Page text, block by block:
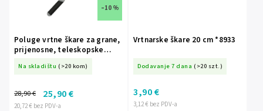
–10 %
Poluge vrtne škare za grane,
prijenosne, teleskopske
Na skladištu (>20 kom)
20,72 € bez PDV-a
28,90 € 25,90 €
Vrtnarske škare 20 cm *8933
Dodavanje 7 dana (>20 szt.)
3,12 € bez PDV-a
3,90 €